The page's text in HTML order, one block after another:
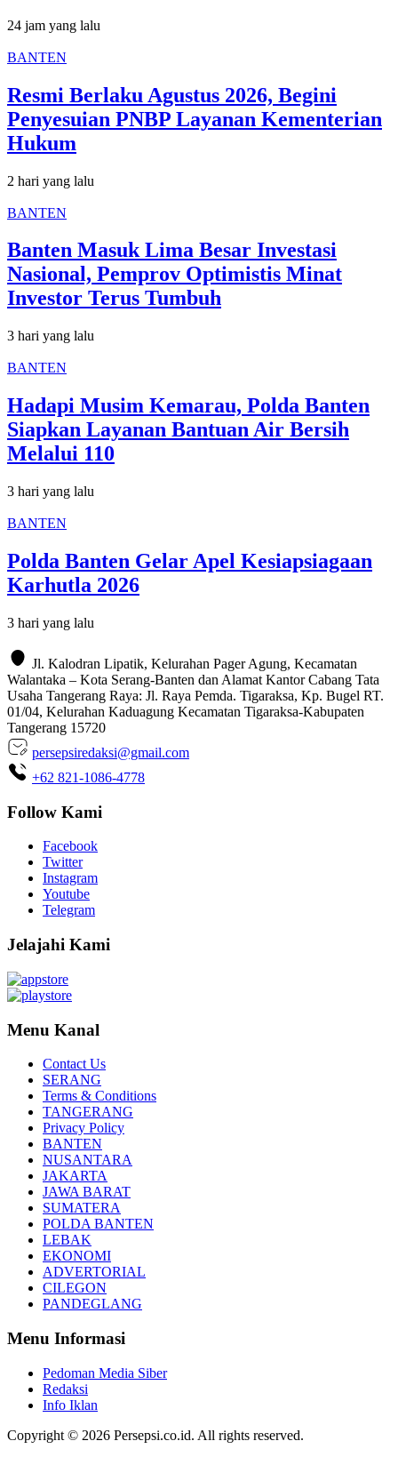
24 jam yang lalu
BANTEN
Resmi Berlaku Agustus 2026, Begini
Penyesuian PNBP Layanan Kementerian
Hukum
2 hari yang lalu
BANTEN
Banten Masuk Lima Besar Investasi
Nasional, Pemprov Optimistis Minat
Investor Terus Tumbuh
3 hari yang lalu
BANTEN
Hadapi Musim Kemarau, Polda Banten
Siapkan Layanan Bantuan Air Bersih
Melalui 110
3 hari yang lalu
BANTEN
Polda Banten Gelar Apel Kesiapsiagaan
Karhutla 2026
3 hari yang lalu
Jl. Kalodran Lipatik, Kelurahan Pager Agung, Kecamatan
Walantaka – Kota Serang-Banten dan Alamat Kantor Cabang Tata
Usaha Tangerang Raya: Jl. Raya Pemda. Tigaraksa, Kp. Bugel RT.
01/04, Kelurahan Kaduagung Kecamatan Tigaraksa-Kabupaten
Tangerang 15720
persepsiredaksi@gmail.com
+62 821-1086-4778
Follow Kami
Facebook
Twitter
Instagram
Youtube
Telegram
Jelajahi Kami
Menu Kanal
Contact Us
SERANG
Terms & Conditions
TANGERANG
Privacy Policy
BANTEN
NUSANTARA
JAKARTA
JAWA BARAT
SUMATERA
POLDA BANTEN
LEBAK
EKONOMI
ADVERTORIAL
CILEGON
PANDEGLANG
Menu Informasi
Pedoman Media Siber
Redaksi
Info Iklan
Copyright © 2026 Persepsi.co.id. All rights reserved.